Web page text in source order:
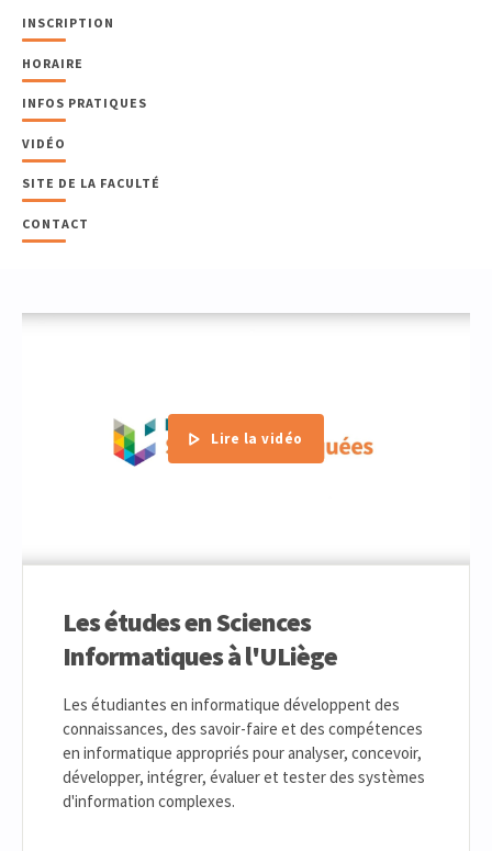
INSCRIPTION
HORAIRE
INFOS PRATIQUES
VIDÉO
SITE DE LA FACULTÉ
CONTACT
Lire la vidéo
Les études en Sciences
Informatiques à l'ULiège
Les étudiantes en informatique développent des
connaissances, des savoir-faire et des compétences
en informatique appropriés pour analyser, concevoir,
développer, intégrer, évaluer et tester des systèmes
d'information complexes.